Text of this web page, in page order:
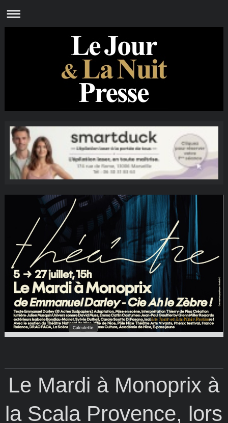
Le Jour et La Nuit Presse
Le Mardi à Monoprix à
la Scala Provence, lors